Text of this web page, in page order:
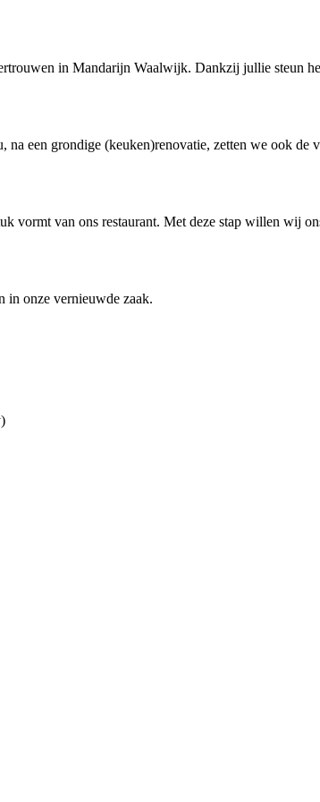
in Mandarijn Waalwijk. Dankzij jullie steun
na een grondige (keuken)renovatie, zetten we ook de
vormt van ons restaurant. Met deze stap willen wij
in onze vernieuwde zaak.